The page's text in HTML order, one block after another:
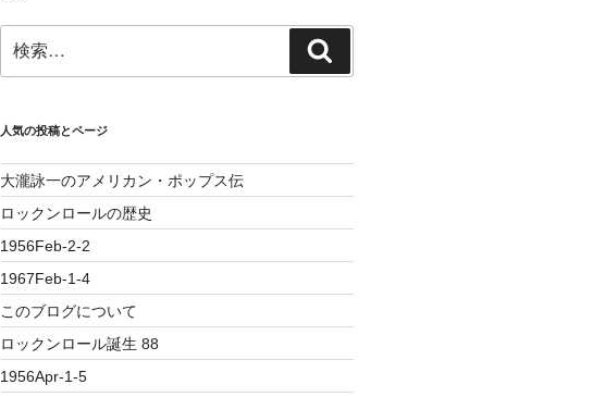
索:
索
人気の投稿とページ
大瀧詠一のアメリカン・ポップス伝
ロックンロールの歴史
1956Feb-2-2
1967Feb-1-4
このブログについて
ロックンロール誕生 88
1956Apr-1-5